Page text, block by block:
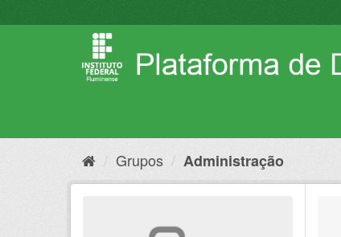
para
Grupos Administração